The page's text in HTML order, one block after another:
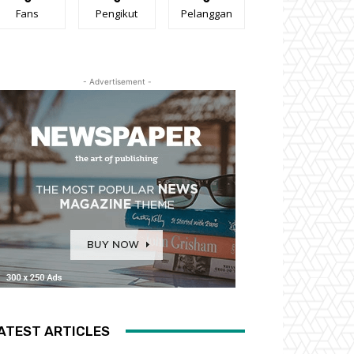
Fans Pengikut Pelanggan
- Advertisement -
ARTICLES